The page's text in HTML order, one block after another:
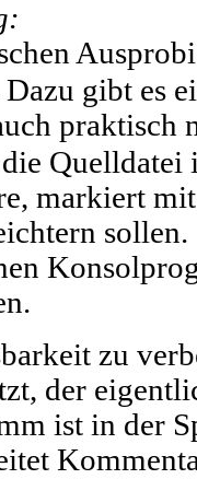
gibt es
praktisch
markiert
zu
der
ist in der